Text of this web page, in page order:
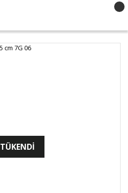
TÜKENDİ